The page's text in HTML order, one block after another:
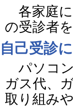
各家庭に
の受診者
自己受診
パソコン
ガス代、
取り組み